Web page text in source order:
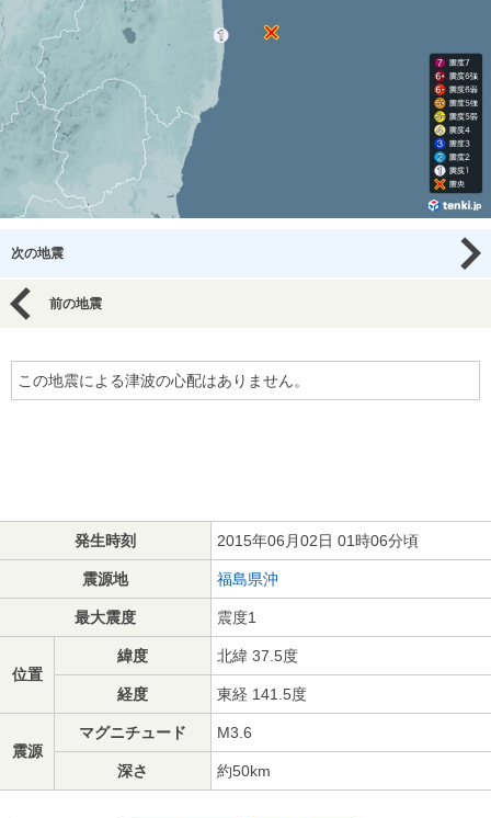
次の地震
前の地震
この地震による津波の心配はありません。
発生時刻 2015年06月02日 01時06分頃
震源地 福島県沖
最大震度 震度1
位置
緯度 北緯 37.5度
経度 東経 141.5度
震源
マグニチュード M3.6
深さ 約50km